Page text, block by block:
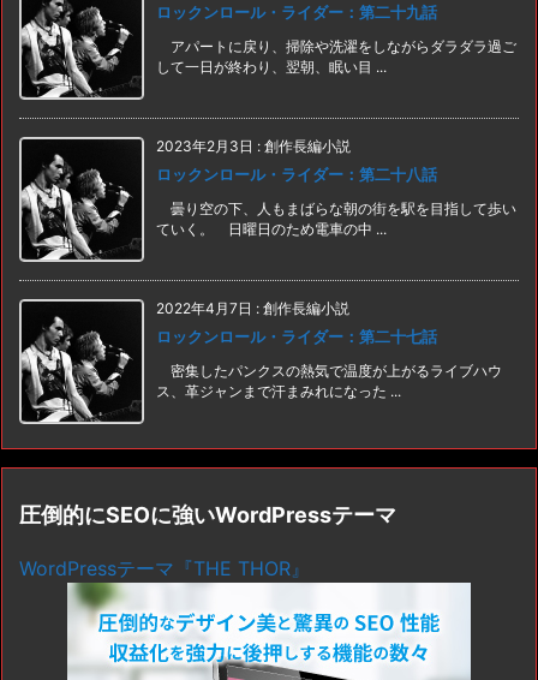
ロックンロール・ライダー：第二十九話
アパートに戻り、掃除や洗濯をしながらダラダラ過ご
して一日が終わり、翌朝、眠い目 ...
2023年2月3日 : 創作長編小説
ロックンロール・ライダー：第二十八話
曇り空の下、人もまばらな朝の街を駅を目指して歩い
ていく。 日曜日のため電車の中 ...
2022年4月7日 : 創作長編小説
ロックンロール・ライダー：第二十七話
密集したパンクスの熱気で温度が上がるライブハウ
ス、革ジャンまで汗まみれになった ...
圧倒的にSEOに強いWordPressテーマ
WordPressテーマ『THE THOR』